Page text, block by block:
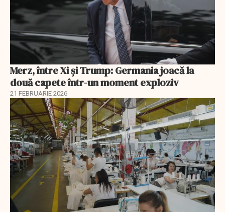
Merz, între Xi și Trump: Germania joacă la
două capete într-un moment exploziv
21 FEBRUARIE 2026